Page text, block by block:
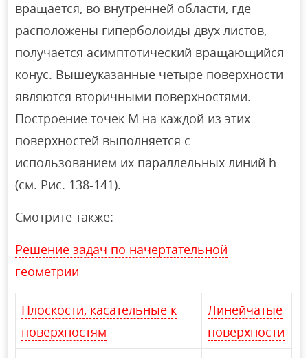
вращается, во внутренней области, где
расположены гиперболоиды двух листов,
получается асимптотический вращающийся
конус. Вышеуказанные четыре поверхности
являются вторичными поверхностями.
Построение точек M на каждой из этих
поверхностей выполняется с
использованием их параллельных линий h
(см. Рис. 138-141).
Смотрите также:
Решение задач по начертательной
геометрии
Плоскости, касательные к
поверхностям
Линейчатые
поверхности